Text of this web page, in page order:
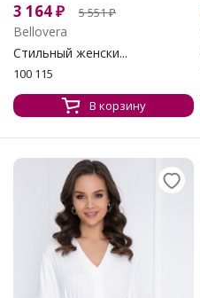
3 164₽ 5 551₽
Bellovera
Стильный женски...
100 115
В корзину